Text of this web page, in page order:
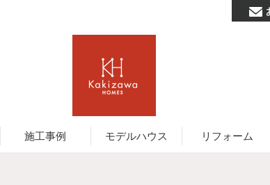
施工事例 モデルハウス リフォーム